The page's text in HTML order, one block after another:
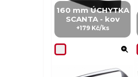
160 mm ÚCHYTKA
SCANTA - kov
+179 Kč/ks